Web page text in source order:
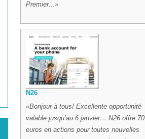
Premier...
N26
Bonjour à tous! Excellente opportunité
valable jusqu’au 6 janvier… N26 offre 70
euros en actions pour toutes nouvelles